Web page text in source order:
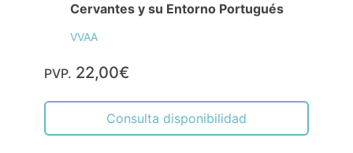
Cervantes y su Entorno Portugués
VVAA
PVP. 22,00€
Consulta disponibilidad